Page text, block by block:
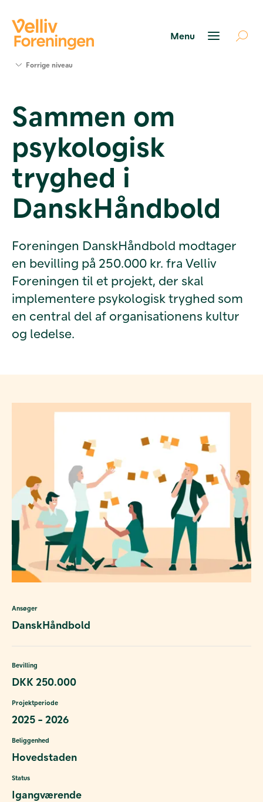
Værktøjer
og viden
Foreningen
Kontakt
os
Forrige niveau
Sammen om
psykologisk
tryghed i
DanskHåndbold
Foreningen DanskHåndbold modtager
en bevilling på 250.000 kr. fra Velliv
Foreningen til et projekt, der skal
implementere psykologisk tryghed som
en central del af organisationens kultur
og ledelse.
Ansøger
DanskHåndbold
Bevilling
DKK 250.000
Projektperiode
2025 - 2026
Beliggenhed
Hovedstaden
Status
Igangværende